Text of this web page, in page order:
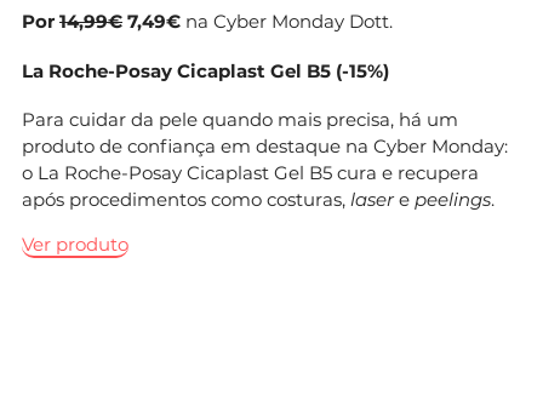
Por 14,99€ 7,49€ na Cyber Monday Dott.
La Roche-Posay Cicaplast Gel B5 (-15%)
Para cuidar da pele quando mais precisa, há um
produto de confiança em destaque na Cyber Monday:
o La Roche-Posay Cicaplast Gel B5 cura e recupera
após procedimentos como costuras, lasere peelings.
Ver produto